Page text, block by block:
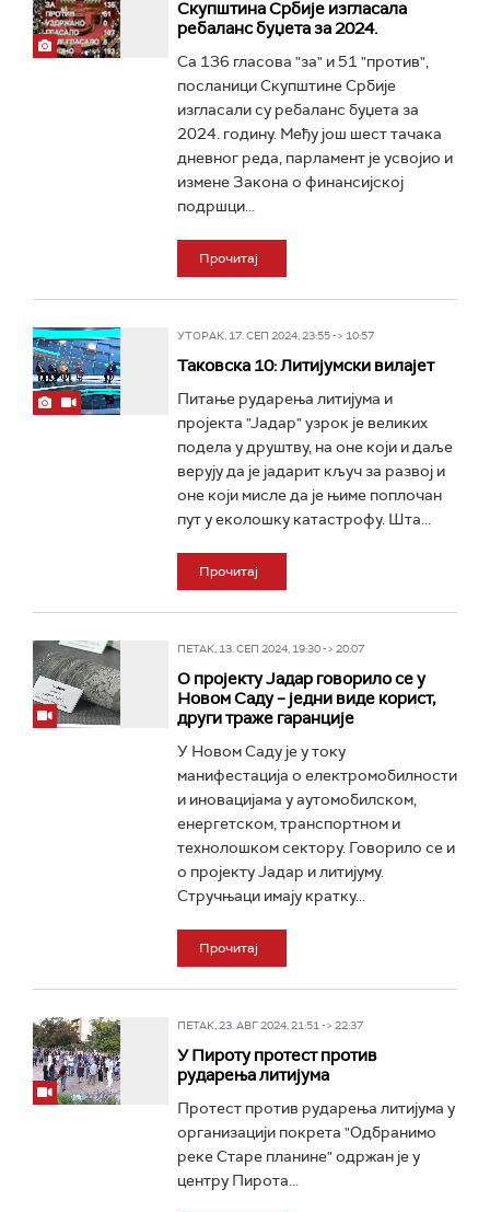
Скупштина Србије изгласала
ребаланс буџета за 2024.
Са 136 гласова "за" и 51 "против",
посланици Скупштине Србије
изгласали су ребаланс буџета за
2024. годину. Међу још шест тачака
дневног реда, парламент је усвојио и
измене Закона о финансијској
подршци...
Прочитај
УТОРАК, 17. СЕП 2024, 23:55 -> 10:57
Таковска 10: Литијумски вилајет
Питање рударења литијума и
пројекта "Јадар" узрок је великих
подела у друштву, на оне који и даље
верују да је јадарит кључ за развој и
оне који мисле да је њиме поплочан
пут у еколошку катастрофу. Шта...
Прочитај
ПЕТАК, 13. СЕП 2024, 19:30 -> 20:07
О пројекту Јадар говорило се у
Новом Саду – једни виде корист,
други траже гаранције
У Новом Саду је у току
манифестација о електромобилности
и иновацијама у аутомобилском,
енергетском, транспортном и
технолошком сектору. Говорило се и
о пројекту Јадар и литијуму.
Стручњаци имају кратку...
Прочитај
ПЕТАК, 23. АВГ 2024, 21:51 -> 22:37
У Пироту протест против
рударења литијума
Протест против рударења литијума у
организацији покрета "Одбранимо
реке Старе планине" одржан је у
центру Пирота...